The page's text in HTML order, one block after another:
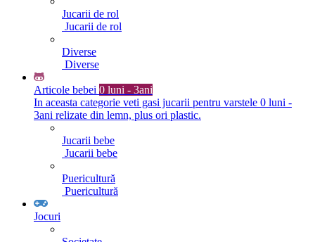
Jucarii de rol
Jucarii de rol
Diverse
Diverse
Articole bebei 0 luni - 3ani
In aceasta categorie veti gasi jucarii pentru varstele 0 luni -
3ani relizate din lemn, plus ori plastic.
Jucarii bebe
Jucarii bebe
Puericultură
Puericultură
Jocuri